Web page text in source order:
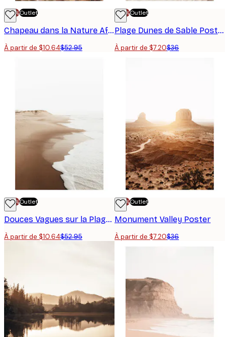
-70%Outlet
Chapeau dans la Nature Affiche
À partir de $10.64$52.95
-70%Outlet
Plage Dunes de Sable Poster
À partir de $7.20$36
-70%Outlet
Douces Vagues sur la Plage Poster
À partir de $10.64$52.95
-70%Outlet
Monument Valley Poster
À partir de $7.20$36